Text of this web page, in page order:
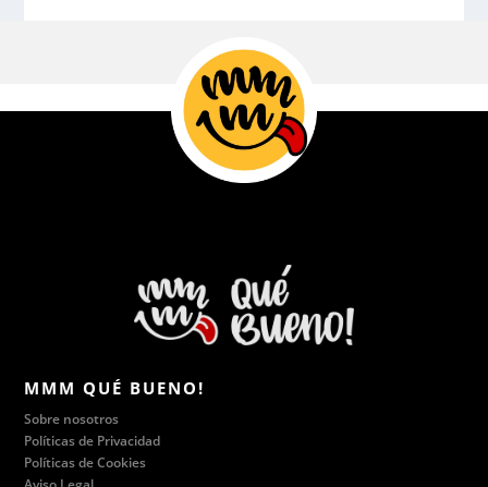
MMM QUÉ BUENO!
Sobre nosotros
Políticas de Privacidad
Políticas de Cookies